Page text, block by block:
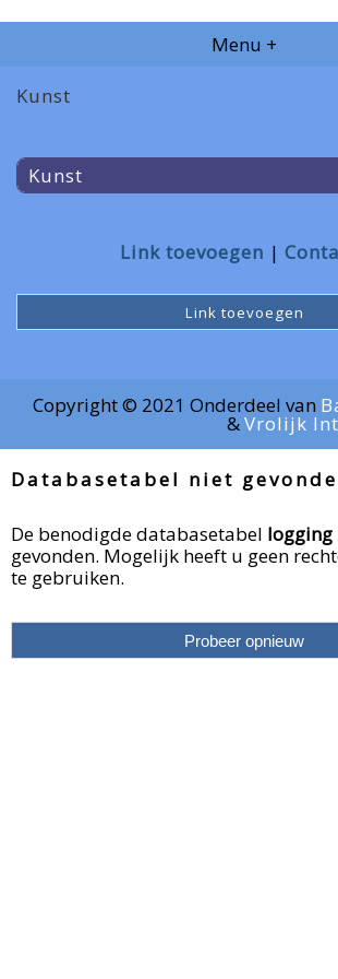
Menu +
Kunst
Kunst
Link toevoegen
Link toevoegen
Copyright © 2021 Onderdeel van
&Vrolijk
Databasetabel niet
De benodigde databasetabel logging
gevonden. Mogelijk heeft u geen
te gebruiken.